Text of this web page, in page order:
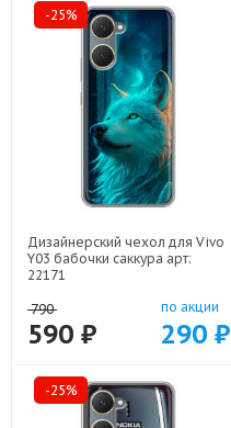
-25%
Дизайнерский чехол для Vivo
Y03 бабочки саккура арт:
22171
790
590 ₽
по акции
290 ₽
-25%